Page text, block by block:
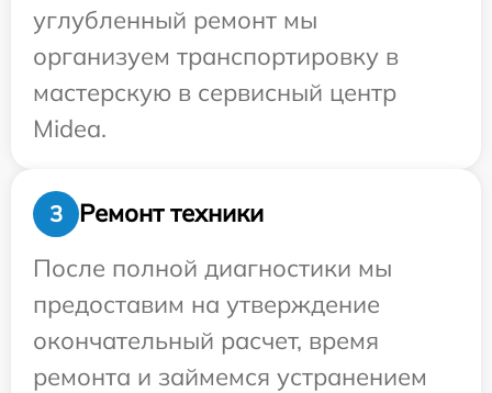
углубленный ремонт мы
организуем транспортировку в
мастерскую в сервисный центр
Midea.
3
Ремонт техники
После полной диагностики мы
предоставим на утверждение
окончательный расчет, время
ремонта и займемся устранением